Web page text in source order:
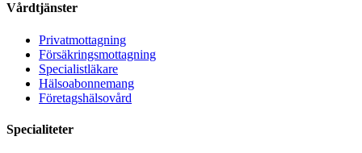
Vårdtjänster
Privatmottagning
Försäkringsmottagning
Specialistläkare
Hälsoabonnemang
Företagshälsovård
Specialiteter